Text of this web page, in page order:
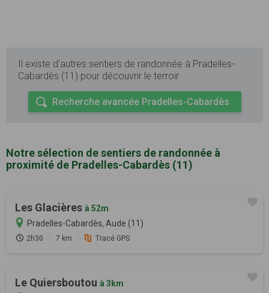
Il existe d'autres sentiers de randonnée à Pradelles-
Cabardès (11) pour découvrir le terroir
Recherche avancée Pradelles-Cabardès
Notre sélection de sentiers de randonnée à
proximité de Pradelles-Cabardès (11)
Les Glacières à 52m
Pradelles-Cabardès, Aude (11)
2h30 7 km Tracé GPS
Le Quiersboutou à 3km